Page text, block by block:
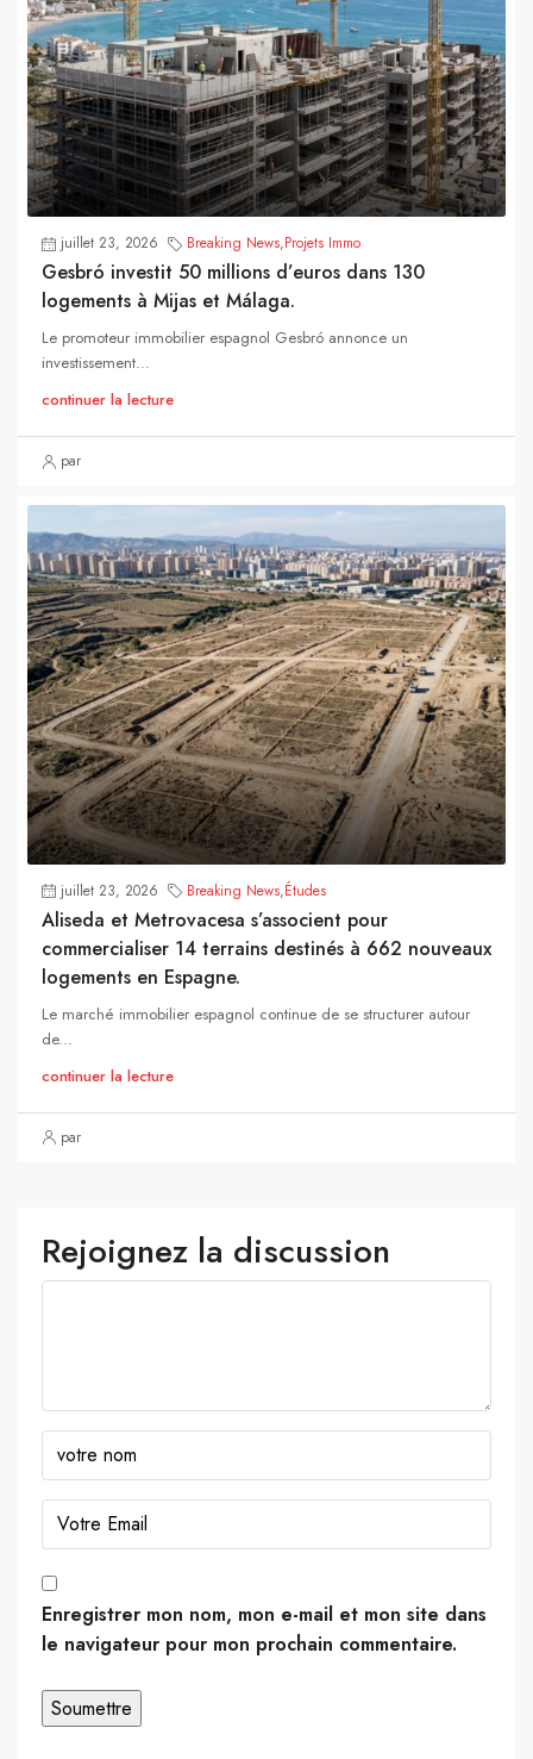
juillet 23, 2026 Breaking News,Projets Immo
Gesbró investit 50 millions d’euros dans 130
logements à Mijas et Málaga.
Le promoteur immobilier espagnol Gesbró annonce un
investissement...
continuer la lecture
par
juillet 23, 2026 Breaking News,Études
Aliseda et Metrovacesa s’associent pour
commercialiser 14 terrains destinés à 662 nouveaux
logements en Espagne.
Le marché immobilier espagnol continue de se structurer autour
de...
continuer la lecture
par
Rejoignez la discussion
Enregistrer mon nom, mon e-mail et mon site dans
le navigateur pour mon prochain commentaire.